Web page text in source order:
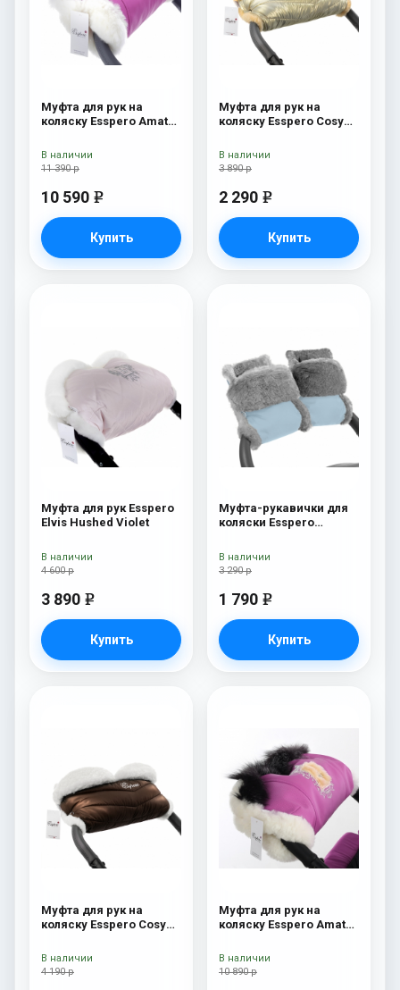
Муфта для рук на
коляску Esspero Amato
11 390 р
10 590 e
Купить
В наличии
Муфта для рук на
коляску Esspero Cosy
3 890 р
2 290 e
Купить
В наличии
Муфта для рук Esspero
Elvis Hushed Violet
4 600 р
3 890 e
Купить
В наличии
Муфта-рукавички для
коляски Esspero
(Натуральная шерсть)
Blue Mountain
3 290 р
1 790 e
Купить
В наличии
Муфта для рук на
коляску Esspero Cosy
4 190 р
В наличии
Муфта для рук на
коляску Esspero Amato
10 890 р
В наличии